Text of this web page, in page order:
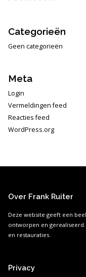
Categorieën
Geen categorieën
Meta
Login
Vermeldingen feed
Reacties feed
WordPress.org
Over Frank Ruiter
Deze website geeft een
ontworpen en
en restauraties.
Privacy